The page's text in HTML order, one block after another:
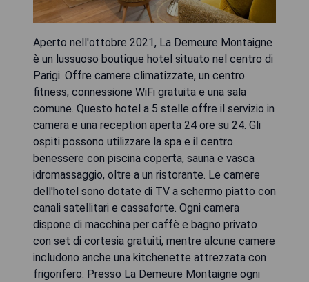
Aperto nell'ottobre 2021, La Demeure Montaigne
è un lussuoso boutique hotel situato nel centro di
Parigi. Offre camere climatizzate, un centro
fitness, connessione WiFi gratuita e una sala
comune. Questo hotel a 5 stelle offre il servizio in
camera e una reception aperta 24 ore su 24. Gli
ospiti possono utilizzare la spa e il centro
benessere con piscina coperta, sauna e vasca
idromassaggio, oltre a un ristorante. Le camere
dell'hotel sono dotate di TV a schermo piatto con
canali satellitari e cassaforte. Ogni camera
dispone di macchina per caffè e bagno privato
con set di cortesia gratuiti, mentre alcune camere
includono anche una kitchenette attrezzata con
frigorifero. Presso La Demeure Montaigne ogni